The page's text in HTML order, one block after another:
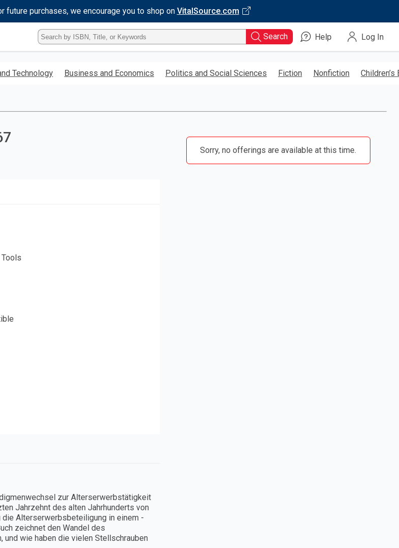
future purchases, we encourage you to shop on VitalSource.com
Type
ISBN,
Title,
Keyword
Search Help Log In
Technology Business and Economics Politics and Social Sciences Fiction Nonfiction Children’s
Sorry, no offerings are available at this time.
zur Alterserwerbstätigkeit
Jahrzehnt des alten Jahrhunderts von
die Alterserwerbsbeteiligung in einem -
zeichnet den Wandel des
wie haben die vielen Stellschrauben